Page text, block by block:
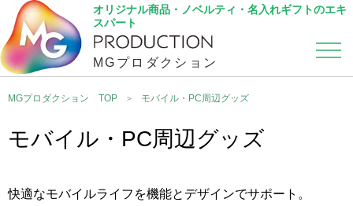
オリジナル商品・ノベルティ・名入れギフトのエキ
スパート
MGプロダクション
カテゴリから選ぶ こだわり検索
MGプロダクション TOP モバイル・PC周辺グッズ
モバイル・PC周辺グッズ
快適なモバイルライフを機能とデザインでサポート。